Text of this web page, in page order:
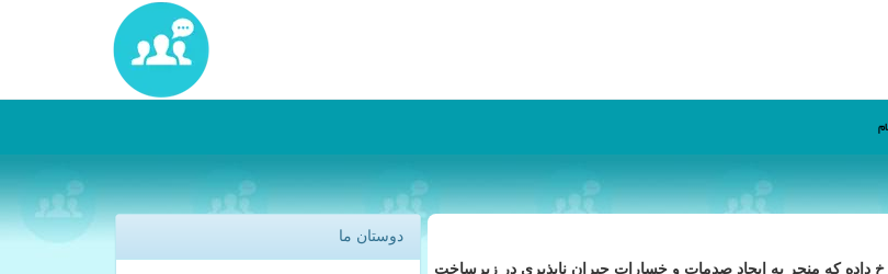
كه منجر به ایجاد صدمات و خسارات جبران ناپذیری در زیرساخت
دوستان ما